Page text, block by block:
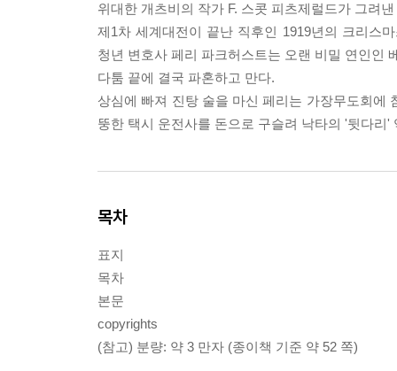
위대한 개츠비의 작가 F. 스콧 피츠제럴드가 그려
제1차 세계대전이 끝난 직후인 1919년의 크리스
청년 변호사 페리 파크허스트는 오랜 비밀 연인인
다툼 끝에 결국 파혼하고 만다.
상심에 빠져 진탕 술을 마신 페리는 가장무도회에
뚱한 택시 운전사를 돈으로 구슬려 낙타의 '뒷다리
목차
표지
목차
본문
copyrights
(참고) 분량: 약 3 만자 (종이책 기준 약 52 쪽)